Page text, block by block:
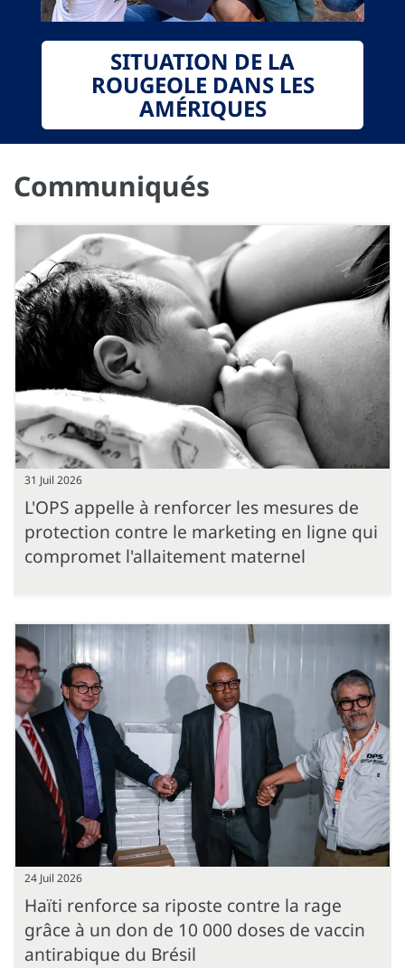
SITUATION DE LA
ROUGEOLE DANS LES
AMÉRIQUES
Communiqués
31 Juil 2026
L'OPS appelle à renforcer les mesures de
protection contre le marketing en ligne qui
compromet l'allaitement maternel
24 Juil 2026
Haïti renforce sa riposte contre la rage
grâce à un don de 10 000 doses de vaccin
antirabique du Brésil